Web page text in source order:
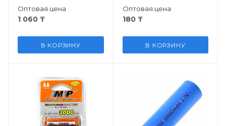
Оптовая цена
1 060 ₸
В КОРЗИНУ
Оптовая цена
180₸
В КОРЗИНУ